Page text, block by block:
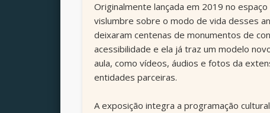
Originalmente lançada em 2019 no
vislumbre sobre o modo de vida desses
deixaram centenas de monumentos de
acessibilidade e ela já traz um modelo
aula, como vídeos, áudios e fotos da
entidades parceiras.
A exposição integra a programação